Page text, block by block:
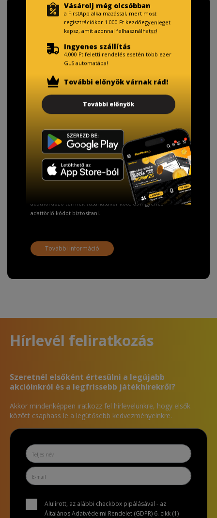
TISZTELT VÁSÁRLÓNK!
Fizetésnél kérje az ingyenes adattörlő kódot
adatainak biztonsága érdekében!
A Kormány döntése alapján a kereskedő minden tartós
adathordozó termék vásárlásakor köteles ingyenes
adattörlő kódot biztosítani.
További információ
Hírlevél feliratkozás
Szeretnél elsőként értesülni a legújabb
akcióinkról és a legfrissebb játékhírekről?
Akkor mindenképpen iratkozz fel hírlevelünkre, hogy elsők
között csaphass le a legütősebb kedvezményeinkre.
Alulírott, az alábbi checkbox pipálásával - az
Általános Adatvédelmi Rendelet (GDPR) 6. cikk (1)
Vásárolj még olcsóbban
a FirstApp alkalmazással, mert most
regisztrációkor 1.000 Ft kezdőegyenleget
kapsz, amit azonnal felhasználhatsz!
Ingyenes szállítás
4.000 Ft feletti rendelés esetén több ezer
GLS automatába!
További előnyök várnak rád!
További előnyök